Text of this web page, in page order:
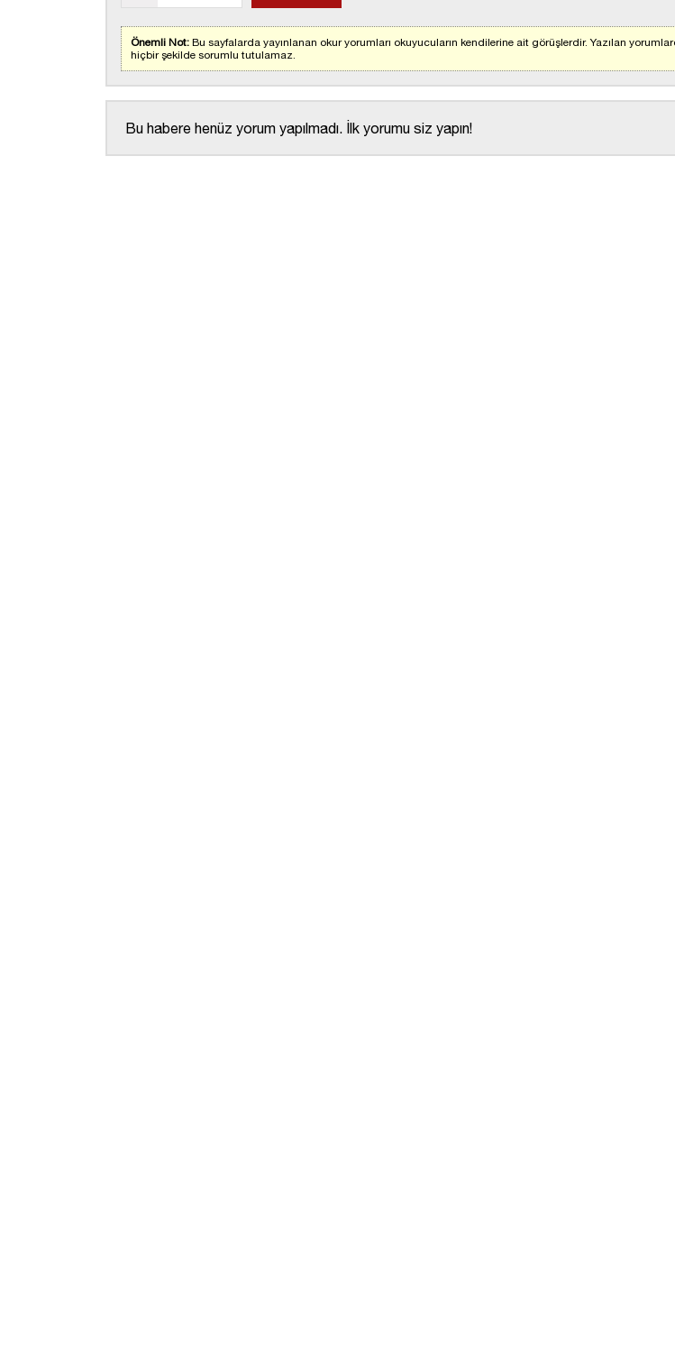
Önemli Not: Bu sayfalarda yayınlanan okur yorumları okuyucuların kendilerine ait görüşlerdir. Yazılan
hiçbir şekilde sorumlu tutulamaz.
Bu habere henüz yorum yapılmadı. İlk yorumu siz yapın!